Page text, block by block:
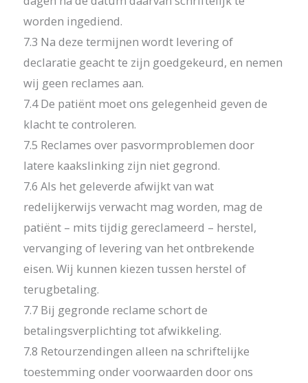
worden ingediend.
7.3 Na deze termijnen wordt levering of
declaratie geacht te zijn goedgekeurd, en nemen
wij geen reclames aan.
7.4 De patiënt moet ons gelegenheid geven de
klacht te controleren.
7.5 Reclames over pasvormproblemen door
latere kaakslinking zijn niet gegrond.
7.6 Als het geleverde afwijkt van wat
redelijkerwijs verwacht mag worden, mag de
patiënt – mits tijdig gereclameerd – herstel,
vervanging of levering van het ontbrekende
eisen. Wij kunnen kiezen tussen herstel of
terugbetaling.
7.7 Bij gegronde reclame schort de
betalingsverplichting tot afwikkeling.
7.8 Retourzendingen alleen na schriftelijke
toestemming onder voorwaarden door ons